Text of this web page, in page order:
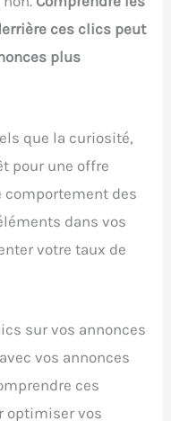
ces clics peut
plus
que la curiosité,
pour une offre
des
dans vos
votre taux de
sur vos annonces
vos annonces
ces
optimiser vos